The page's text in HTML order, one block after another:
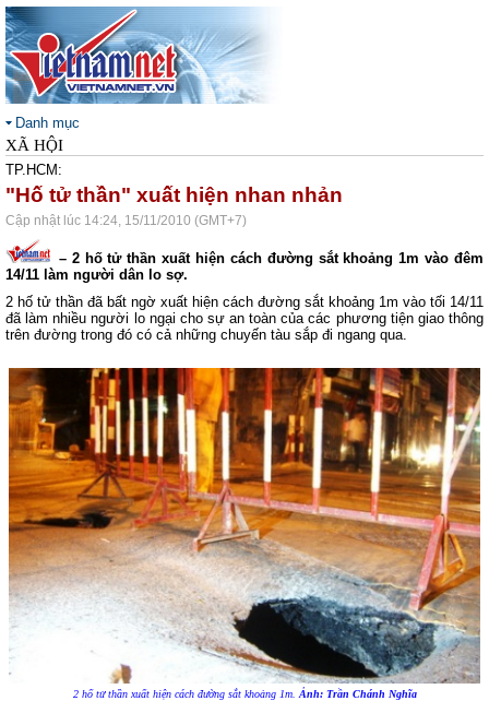
Danh mục
XÃ HỘI
TP.HCM:
"Hố tử thần" xuất hiện nhan nhản
Cập nhật lúc 14:24, 15/11/2010 (GMT+7)
– 2 hố tử thần xuất hiện cách đường sắt khoảng 1m vào đêm
14/11 làm người dân lo sợ.
2 hố tử thần đã bất ngờ xuất hiện cách đường sắt khoảng 1m vào tối 14/11
đã làm nhiều người lo ngại cho sự an toàn của các phương tiện giao thông
trên đường trong đó có cả những chuyến tàu sắp đi ngang qua.
2 hố tử thần xuất hiện cách đường sắt khoảng 1m. Ảnh: Trần Chánh Nghĩa